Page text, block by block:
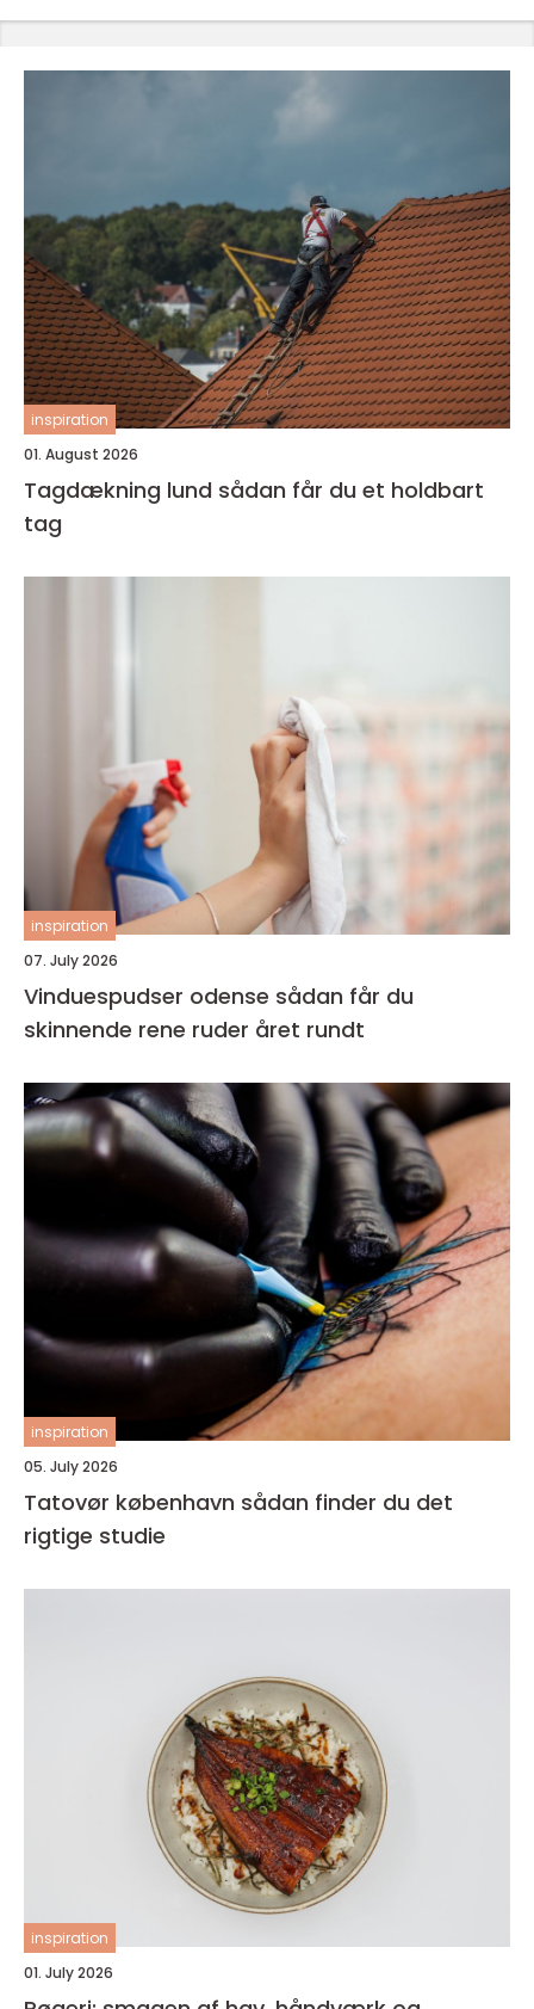
inspiration
01. August 2026
Tagdækning lund sådan får du et holdbart
tag
inspiration
07. July 2026
Vinduespudser odense sådan får du
skinnende rene ruder året rundt
inspiration
05. July 2026
Tatovør københavn sådan finder du det
rigtige studie
inspiration
01. July 2026